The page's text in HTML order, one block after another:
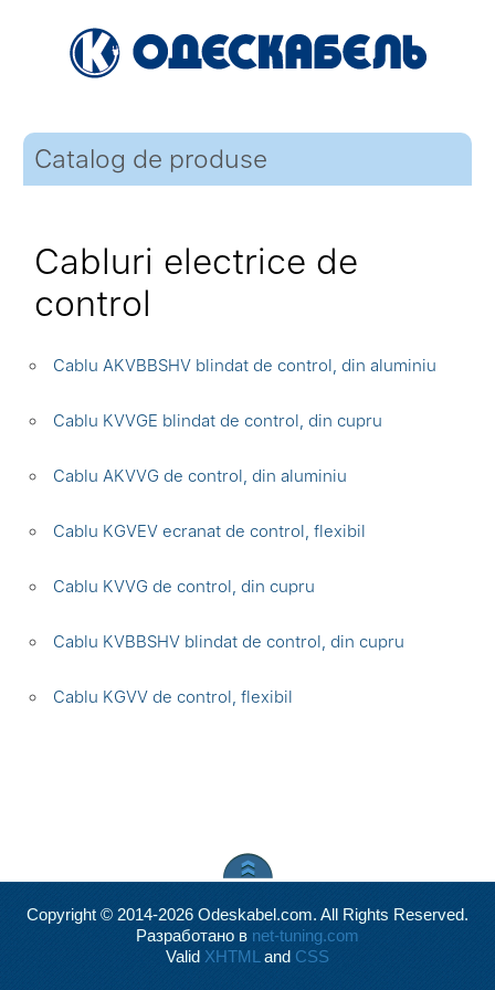
Catalog de produse
Cabluri electrice de
control
Cablu AKVBBSHV blindat de control, din aluminiu
Cablu KVVGE blindat de control, din cupru
Cablu AKVVG de control, din aluminiu
Cablu KGVEV ecranat de control, flexibil
Cablu KVVG de control, din cupru
Cablu KVBBSHV blindat de control, din cupru
Cablu KGVV de control, flexibil
Copyright © 2014-2026 Odeskabel.com. All Rights Reserved.
Разработано в net-tuning.com
Valid XHTML and CSS